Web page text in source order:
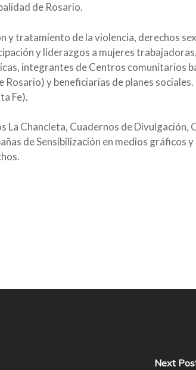
de Rosario.
y tratamiento de la violencia, derechos
y liderazgos a mujeres
integrantes de Centros comunitarios
y beneficiarias de planes sociales.
Fe).
Chancleta, Cuadernos de Divulgación,
de Sensibilización en medios gráficos
Next